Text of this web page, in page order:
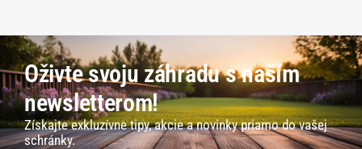
Oživte svoju záhradu s naším
newsletterom!
Získajte exkluzívne tipy, akcie a novinky priamo do vašej
schránky.